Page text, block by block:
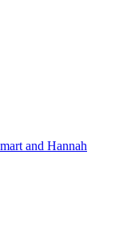
and Hannah